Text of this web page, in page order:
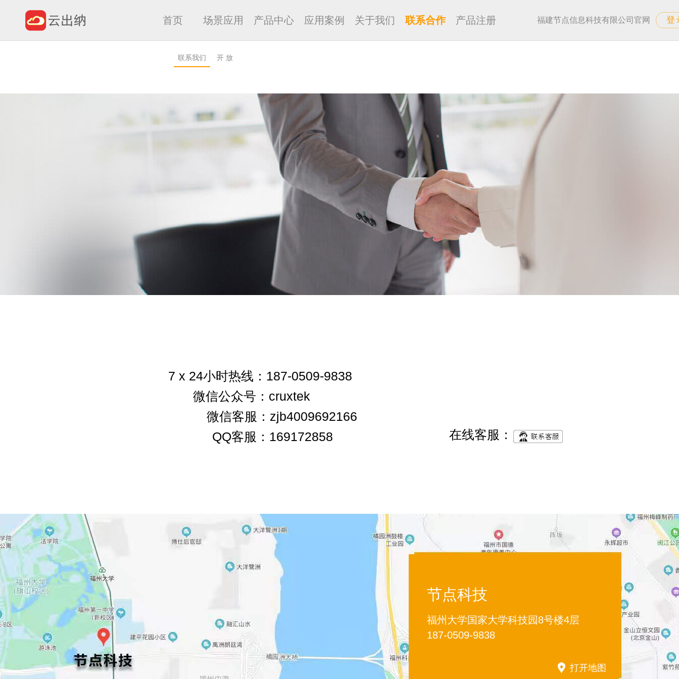
首页 场景应用 产品中心 应用案例 关于我们 联系合作 产品注册
联系我们 开 放
福建节点信息科技有限公司官网 登
7 x 24小时热线：187-0509-9838
微信公众号：cruxtek
微信客服：zjb4009692166
QQ客服：169172858
在线客服：
节点科技
福州大学国家大学科技园8号楼4层
187-0509-9838
打开地图